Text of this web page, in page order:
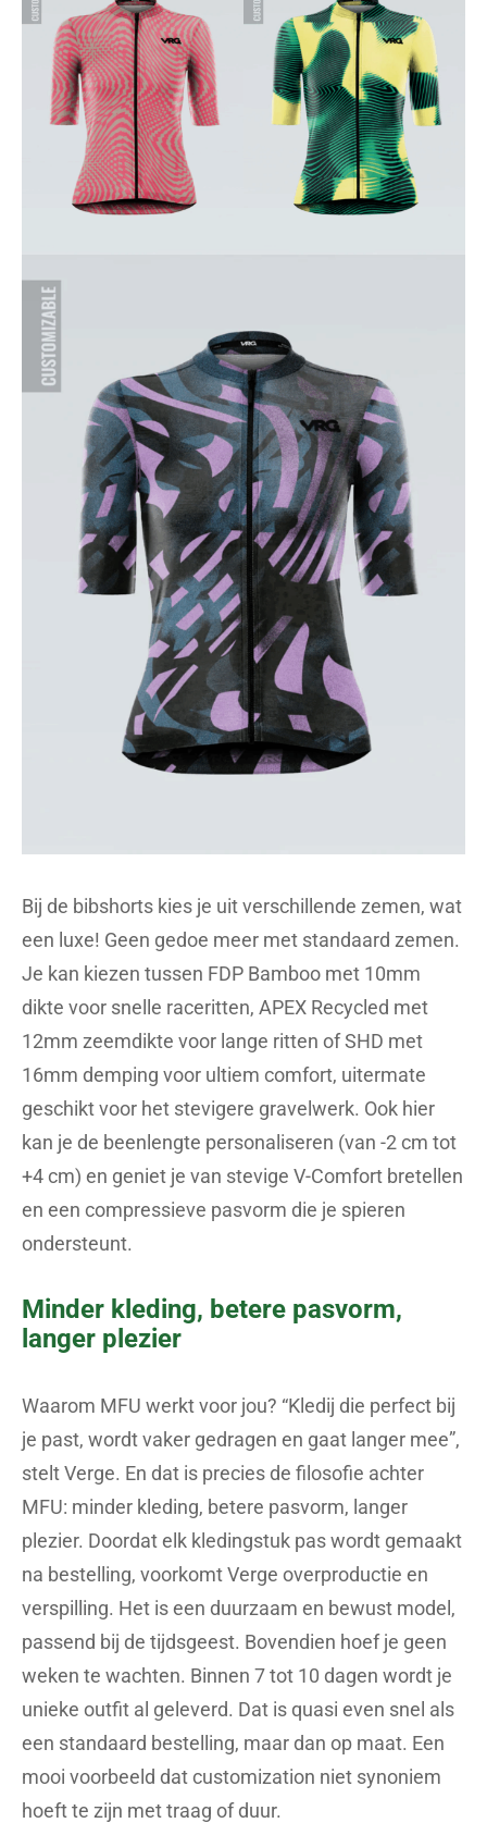
Bij de bibshorts kies je uit verschillende zemen, wat
een luxe! Geen gedoe meer met standaard zemen.
Je kan kiezen tussen FDP Bamboo met 10mm
dikte voor snelle raceritten, APEX Recycled met
12mm zeemdikte voor lange ritten of SHD met
16mm demping voor ultiem comfort, uitermate
geschikt voor het stevigere gravelwerk. Ook hier
kan je de beenlengte personaliseren (van -2 cm tot
+4 cm) en geniet je van stevige V-Comfort bretellen
en een compressieve pasvorm die je spieren
ondersteunt.
Minder kleding, betere pasvorm,
langer plezier
Waarom MFU werkt voor jou? “Kledij die perfect bij
je past, wordt vaker gedragen en gaat langer mee”,
stelt Verge. En dat is precies de filosofie achter
MFU: minder kleding, betere pasvorm, langer
plezier. Doordat elk kledingstuk pas wordt gemaakt
na bestelling, voorkomt Verge overproductie en
verspilling. Het is een duurzaam en bewust model,
passend bij de tijdsgeest. Bovendien hoef je geen
weken te wachten. Binnen 7 tot 10 dagen wordt je
unieke outfit al geleverd. Dat is quasi even snel als
een standaard bestelling, maar dan op maat. Een
mooi voorbeeld dat customization niet synoniem
hoeft te zijn met traag of duur.